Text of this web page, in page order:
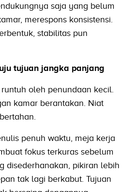
saja yang belum
merespons konsistensi.
stabilitas pun
tujuan jangka panjang
oleh penundaan kecil.
kamar berantakan. Niat
penuh waktu, meja kerja
fokus terkuras sebelum
disederhanakan, pikiran lebih
tak lagi berkabut. Tujuan